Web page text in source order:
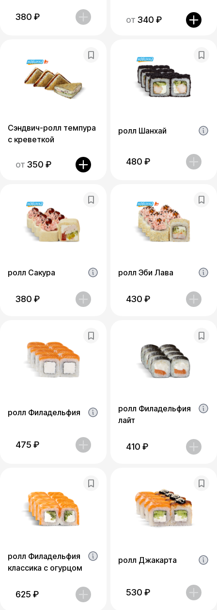
380 ₽ от 340 ₽
Сэндвич-ролл темпура
с креветкой
от 350 ₽
ролл Шанхай
480 ₽
ролл Сакура
380 ₽
ролл Эби Лава
430 ₽
ролл Филадельфия
475 ₽
ролл Филадельфия
лайт
410 ₽
ролл Филадельфия
классика с огурцом
625 ₽
ролл Джакарта
530 ₽